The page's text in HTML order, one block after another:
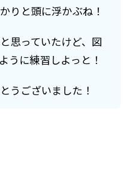
りと頭に浮かぶね！
思っていたけど、図
うに練習しよっと！
うございました！